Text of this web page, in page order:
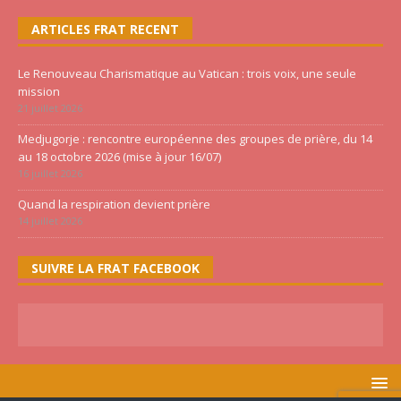
ARTICLES FRAT RECENT
Le Renouveau Charismatique au Vatican : trois voix, une seule
mission
21 juillet 2026
Medjugorje : rencontre européenne des groupes de prière, du 14
au 18 octobre 2026 (mise à jour 16/07)
16 juillet 2026
Quand la respiration devient prière
14 juillet 2026
SUIVRE LA FRAT FACEBOOK